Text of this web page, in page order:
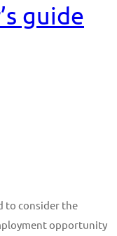
guide
to consider the
opportunity